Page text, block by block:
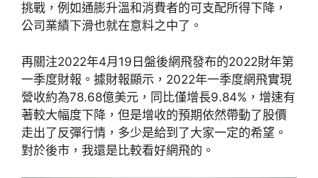
挑戰，例如通膨升溫和消費者的可支配所得下降，
公司業績下滑也就在意料之中了。
再關注2022年4月19日盤後網飛發布的2022財年第
一季度財報。據財報顯示，2022年一季度網飛實現
營收約為78.68億美元，同比僅增長9.84%，增速有
著較大幅度下降，但是增收的預期依然帶動了股價
走出了反彈行情，多少是給到了大家一定的希望。
對於後市，我還是比較看好網飛的。